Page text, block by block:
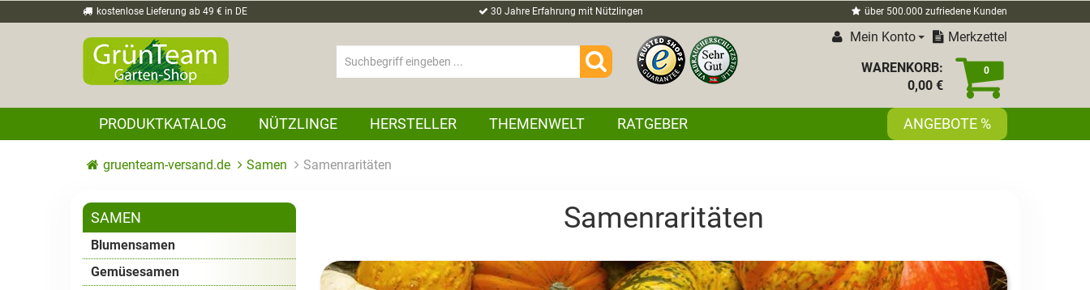
kostenlose Lieferung ab 49 € in DE 30 Jahre Erfahrung mit Nützlingen über 500.000 zufriedene Kunden
Mein Konto Merkzettel
0
WARENKORB:
0,00 €
PRODUKTKATALOG NÜTZLINGE HERSTELLER THEMENWELT RATGEBER ANGEBOTE %
gruenteam-versand.de Samen Samenraritäten
SAMEN
Blumensamen
Gemüsesamen
Samenraritäten